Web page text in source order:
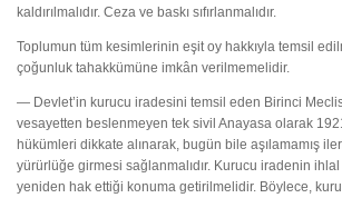
kaldırılmalıdır. Ceza ve baskı sıfırlanmalıdır.
Toplumun tüm kesimlerinin eşit oy hakkıyla temsil
çoğunluk tahakkümüne imkân verilmemelidir.
— Devlet’in kurucu iradesini temsil eden Birinci
vesayetten beslenmeyen tek sivil Anayasa olarak 1921
hükümleri dikkate alınarak, bugün bile aşılamamış
yürürlüğe girmesi sağlanmalıdır. Kurucu iradenin
yeniden hak ettiği konuma getirilmelidir. Böylece,